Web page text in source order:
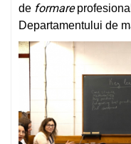
de formare
Departamentului de